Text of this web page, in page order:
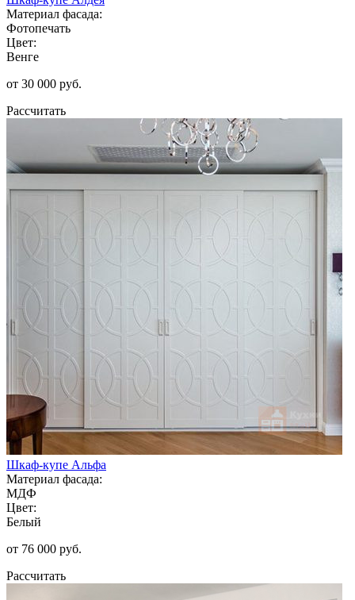
Материал фасада:
Фотопечать
Цвет:
Венге
от 30 000 руб.
Рассчитать
Шкаф-купе Альфа
Материал фасада:
МДФ
Цвет:
Белый
от 76 000 руб.
Рассчитать